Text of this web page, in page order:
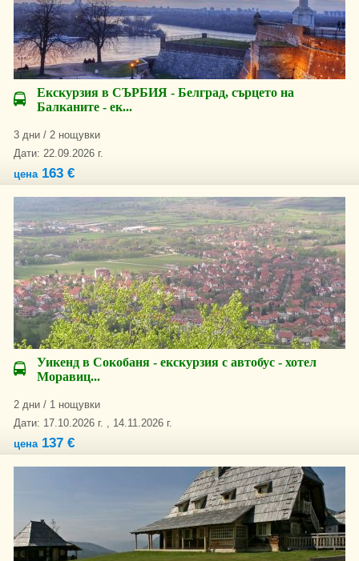
Екскурзия в СЪРБИЯ - Белград, сърцето на
Балканите - ек...
3 дни / 2 нощувки
Дати: 22.09.2026 г.
цена163 €
Уикенд в Сокобаня - екскурзия с автобус - хотел
Моравиц...
2 дни / 1 нощувки
Дати: 17.10.2026 г. , 14.11.2026 г.
цена137 €